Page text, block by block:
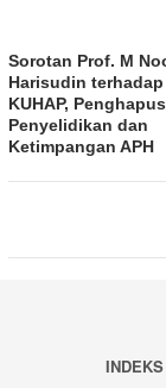
Sorotan Prof. M
Harisudin terhadap
KUHAP,
Penyelidikan dan
Ketimpangan APH
INDEKS